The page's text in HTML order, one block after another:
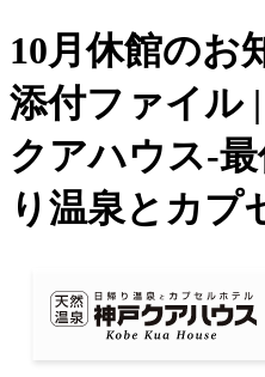
10月休館のお
添付ファイル
クアハウス-
り温泉とカプ